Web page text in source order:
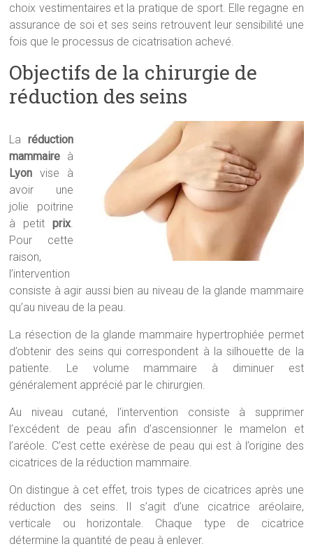
choix vestimentaires et la pratique de sport. Elle regagne en
assurance de soi et ses seins retrouvent leur sensibilité une
fois que le processus de cicatrisation achevé.
Objectifs de la chirurgie de
réduction des seins
La réduction
mammaire à
Lyon vise à
avoir une
jolie poitrine
à petit prix.
Pour cette
raison,
l’intervention
consiste à agir aussi bien au niveau de la glande mammaire
qu’au niveau de la peau.
La résection de la glande mammaire hypertrophiée permet
d’obtenir des seins qui correspondent à la silhouette de la
patiente. Le volume mammaire à diminuer est
généralement apprécié par le chirurgien.
Au niveau cutané, l’intervention consiste à supprimer
l’excédent de peau afin d’ascensionner le mamelon et
l’aréole. C’est cette exérèse de peau qui est à l’origine des
cicatrices de la réduction mammaire.
On distingue à cet effet, trois types de cicatrices après une
réduction des seins. Il s’agit d’une cicatrice aréolaire,
verticale ou horizontale. Chaque type de cicatrice
détermine la quantité de peau à enlever.